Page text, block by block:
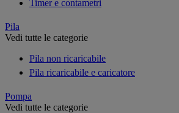
Timer e contametri
Pila
Vedi tutte le categorie
Pila non ricaricabile
Pila ricaricabile e caricatore
Pompa
Vedi tutte le categorie